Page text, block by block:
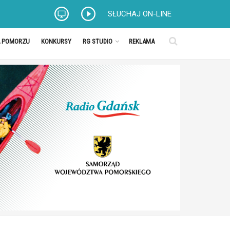
SŁUCHAJ ON-LINE
KONKURSY RG STUDIO REKLAMA